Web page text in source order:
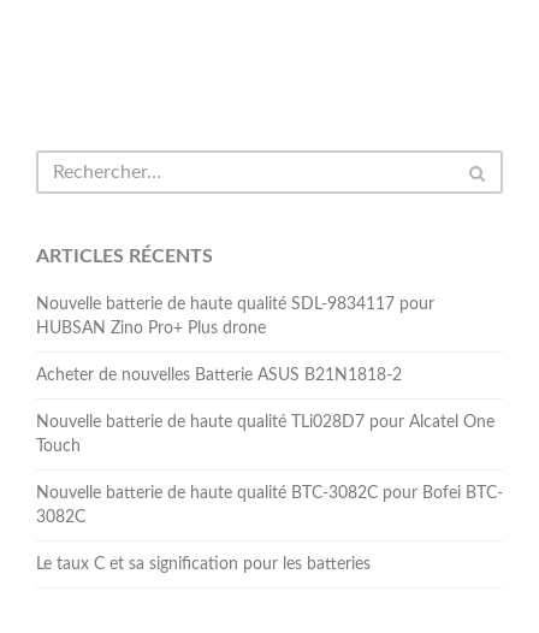
ARTICLES RÉCENTS
Nouvelle batterie de haute qualité SDL-9834117 pour
HUBSAN Zino Pro+ Plus drone
Acheter de nouvelles Batterie ASUS B21N1818-2
Nouvelle batterie de haute qualité TLi028D7 pour Alcatel One
Touch
Nouvelle batterie de haute qualité BTC-3082C pour Bofei BTC-
3082C
Le taux C et sa signification pour les batteries